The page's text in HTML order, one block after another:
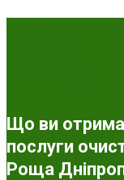
Що ви
послуги
Роща